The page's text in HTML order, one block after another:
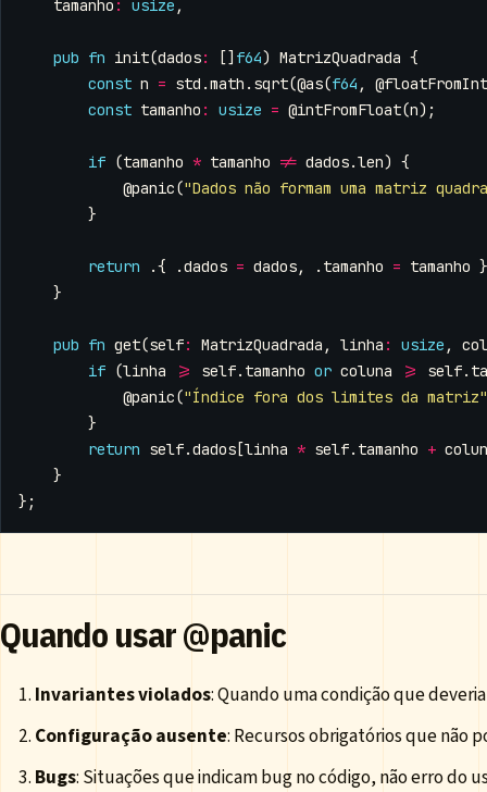
tamanho : usize ,
pub fn init(dados: [] f64) MatrizQuadrada {
const n = std .math . sqrt(@as(f64 ,
@floatFromInt
const tamanho : usize = @intFromFloat(n);
if (tamanho * tamanho != dados.len) {
@panic("Dados não formam uma matriz
}
return .{ .dados = dados, . tamanho = tamanho
}
pub fn get(self: MatrizQuadrada , linha : usize ,
if (linha >= self. tamanho or coluna >= self.
@panic("Índice fora dos limites da matriz"
}
return self.dados [linha * self. tamanho +
}
};
Quando usar @panic
Invariantes violados: Quando uma condição que
Configuração ausente: Recursos obrigatórios que não
Bugs: Situações que indicam bug no código, não erro do